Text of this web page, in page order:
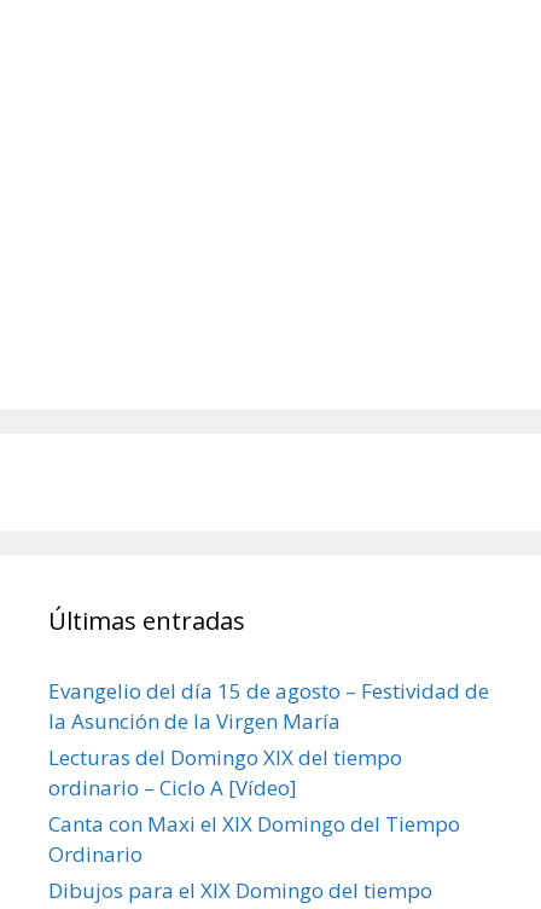
Últimas entradas
Evangelio del día 15 de agosto – Festividad de
la Asunción de la Virgen María
Lecturas del Domingo XIX del tiempo
ordinario – Ciclo A [Vídeo]
Canta con Maxi el XIX Domingo del Tiempo
Ordinario
Dibujos para el XIX Domingo del tiempo